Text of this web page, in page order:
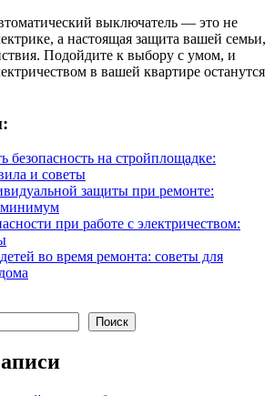
выключатель — это не
а настоящая защита вашей семьи,
Подойдите к выбору с умом, и
в вашей квартире останутся
безопасность на стройплощадке:
и советы
защиты при ремонте:
минимум
при работе с электричеством:
во время ремонта: советы для
Поиск